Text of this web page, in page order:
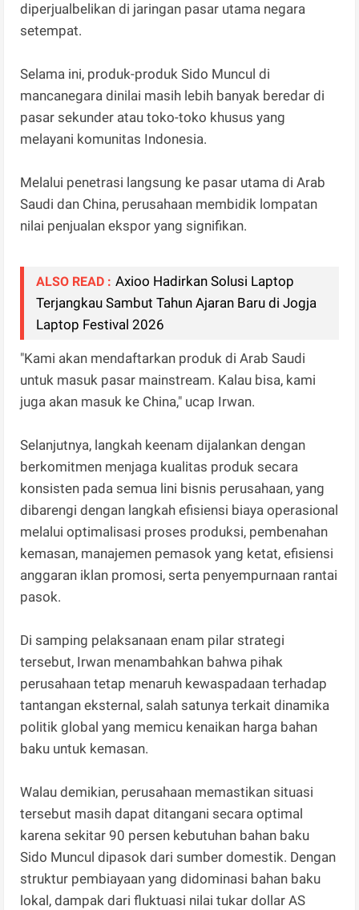
diperjualbelikan di jaringan pasar utama negara
setempat.
Selama ini, produk-produk Sido Muncul di
mancanegara dinilai masih lebih banyak beredar di
pasar sekunder atau toko-toko khusus yang
melayani komunitas Indonesia.
Melalui penetrasi langsung ke pasar utama di Arab
Saudi dan China, perusahaan membidik lompatan
nilai penjualan ekspor yang signifikan.
ALSO READ : Axioo Hadirkan Solusi Laptop
Terjangkau Sambut Tahun Ajaran Baru di Jogja
Laptop Festival 2026
"Kami akan mendaftarkan produk di Arab Saudi
untuk masuk pasar mainstream. Kalau bisa, kami
juga akan masuk ke China," ucap Irwan.
Selanjutnya, langkah keenam dijalankan dengan
berkomitmen menjaga kualitas produk secara
konsisten pada semua lini bisnis perusahaan, yang
dibarengi dengan langkah efisiensi biaya operasional
melalui optimalisasi proses produksi, pembenahan
kemasan, manajemen pemasok yang ketat, efisiensi
anggaran iklan promosi, serta penyempurnaan rantai
pasok.
Di samping pelaksanaan enam pilar strategi
tersebut, Irwan menambahkan bahwa pihak
perusahaan tetap menaruh kewaspadaan terhadap
tantangan eksternal, salah satunya terkait dinamika
politik global yang memicu kenaikan harga bahan
baku untuk kemasan.
Walau demikian, perusahaan memastikan situasi
tersebut masih dapat ditangani secara optimal
karena sekitar 90 persen kebutuhan bahan baku
Sido Muncul dipasok dari sumber domestik. Dengan
struktur pembiayaan yang didominasi bahan baku
lokal, dampak dari fluktuasi nilai tukar dollar AS